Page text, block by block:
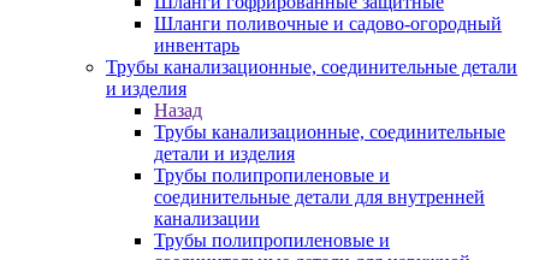
Шланги поливочные и садово-огородный
инвентарь
Трубы канализационные, соединительные детали
и изделия
Назад
Трубы канализационные, соединительные
детали и изделия
Трубы полипропиленовые и
соединительные детали для внутренней
канализации
Трубы полипропиленовые и